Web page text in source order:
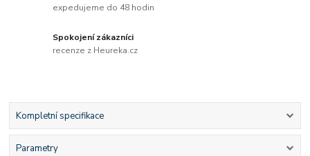
expedujeme do 48 hodin
Spokojení zákazníci
recenze z Heureka.cz
Kompletní specifikace
Parametry